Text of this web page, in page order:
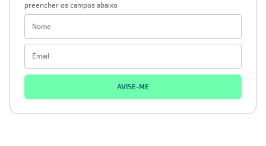
preencher os campos abaixo
AVISE-ME